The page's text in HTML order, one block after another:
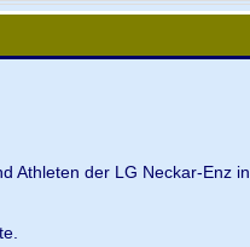
Athleten der LG Neckar-Enz in